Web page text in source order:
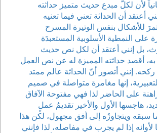
لأن لكلّ مبدع حديث متميز حداثته
أعتقد أن الحداثة تعني فيما تعنيه
للأشكال بنفس الوتيرة المسرح
على النمطية الأسلوبية المستعبدَة
بل إنني أعتقد أن لكل نص حديث
به، أقصد حداثته المميزة له عن نص العمل
ركحه. إنني أتصور أنّ الحداثة عالم ممتد
التعبيرية، إنها مغامرة متواصلة في صميم
على الحاضر لذا فهي مفتوحة الآفاق
هاجسها الأول والأخير تقديمُ عملٍ
ويتجاوزُه إلى أفق مجهول، لكن هذا
لأوانه إذا لم يجرب في مفاصله، لذا فإنني